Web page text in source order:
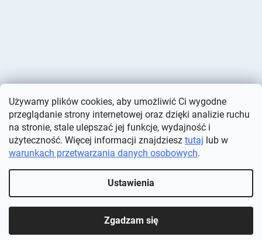
Używamy plików cookies, aby umożliwić Ci wygodne
przeglądanie strony internetowej oraz dzięki analizie ruchu
na stronie, stale ulepszać jej funkcje, wydajność i
użyteczność. Więcej informacji znajdziesz tutaj lub w
warunkach przetwarzania danych osobowych.
Ustawienia
Zgadzam się